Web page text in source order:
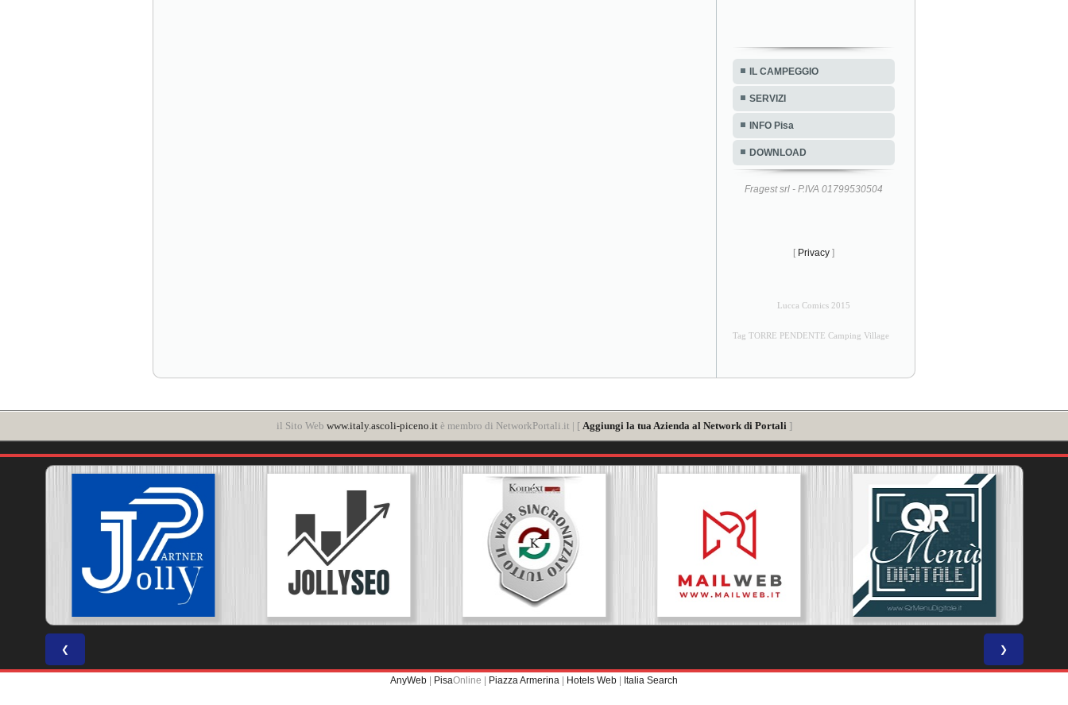
IL CAMPEGGIO
SERVIZI
INFO Pisa
DOWNLOAD
Fragest srl - P.IVA 01799530504
[ Privacy ]
Lucca Comics 2015
Tag TORRE PENDENTE Camping Village
il Sito Web www.italy.ascoli-piceno.itè membro di NetworkPortali.it | [ Aggiungi la tua Azienda al Network di Portali ]
❮ ❯
AnyWeb | PisaOnline | Piazza Armerina | Hotels Web | Italia Search